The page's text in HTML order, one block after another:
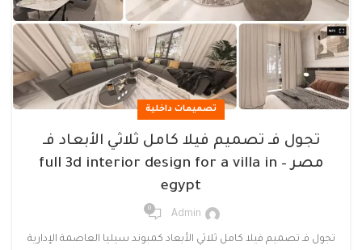
تصميمات داخلية
تجول فـ تصميم فيلا كامل ثلاثي الأبعاد فـ
مصر – full 3d interior design for a villa in
egypt
Admin
0
تجول فـ تصميم فيلا كامل ثلاثي الأبعاد كمبوند سيليا العاصمة الإدارية